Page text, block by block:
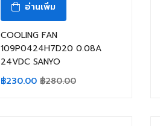
อ่านเพิ่ม
COOLING FAN
109P0424H7D20 0.08A
24VDC SANYO
฿230.00 ฿280.00